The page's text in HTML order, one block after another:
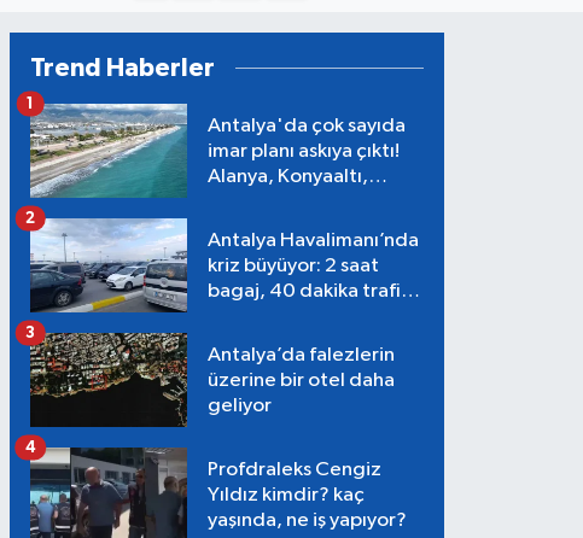
Trend Haberler
Antalya'da çok sayıda
imar planı askıya çıktı!
Alanya, Konyaaltı,
1
Antalya Havalimanı’nda
kriz büyüyor: 2 saat
bagaj, 40 dakika trafik,
2
Antalya’da falezlerin
üzerine bir otel daha
geliyor
3
Profdraleks Cengiz
Yıldız kimdir? kaç
yaşında, ne iş yapıyor?
4